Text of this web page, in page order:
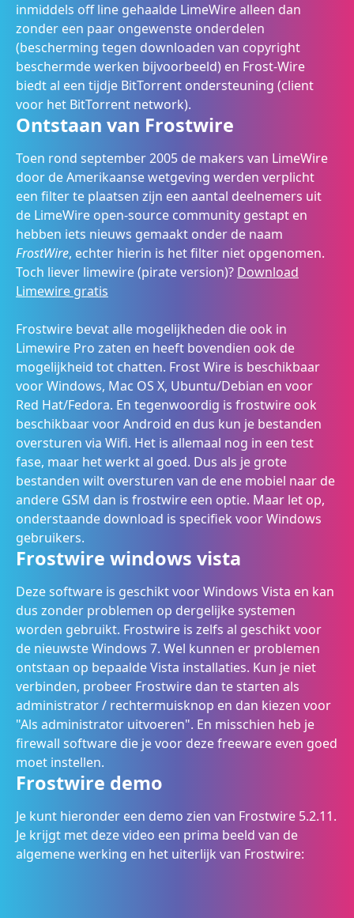
inmiddels off line gehaalde LimeWire alleen dan
zonder een paar ongewenste onderdelen
(bescherming tegen downloaden van copyright
beschermde werken bijvoorbeeld) en Frost-Wire
biedt al een tijdje BitTorrent ondersteuning (client
voor het BitTorrent network).
Ontstaan van Frostwire
Toen rond september 2005 de makers van LimeWire
door de Amerikaanse wetgeving werden verplicht
een filter te plaatsen zijn een aantal deelnemers uit
de LimeWire open-source community gestapt en
hebben iets nieuws gemaakt onder de naam
FrostWire, echter hierin is het filter niet opgenomen.
Toch liever limewire (pirate version)? Download
Limewire gratis
Frostwire bevat alle mogelijkheden die ook in
Limewire Pro zaten en heeft bovendien ook de
mogelijkheid tot chatten. Frost Wire is beschikbaar
voor Windows, Mac OS X, Ubuntu/Debian en voor
Red Hat/Fedora. En tegenwoordig is frostwire ook
beschikbaar voor Android en dus kun je bestanden
oversturen via Wifi. Het is allemaal nog in een test
fase, maar het werkt al goed. Dus als je grote
bestanden wilt oversturen van de ene mobiel naar de
andere GSM dan is frostwire een optie. Maar let op,
onderstaande download is specifiek voor Windows
gebruikers.
Frostwire windows vista
Deze software is geschikt voor Windows Vista en kan
dus zonder problemen op dergelijke systemen
worden gebruikt. Frostwire is zelfs al geschikt voor
de nieuwste Windows 7. Wel kunnen er problemen
ontstaan op bepaalde Vista installaties. Kun je niet
verbinden, probeer Frostwire dan te starten als
administrator / rechtermuisknop en dan kiezen voor
"Als administrator uitvoeren". En misschien heb je
firewall software die je voor deze freeware even goed
moet instellen.
Frostwire demo
Je kunt hieronder een demo zien van Frostwire 5.2.11.
Je krijgt met deze video een prima beeld van de
algemene werking en het uiterlijk van Frostwire: